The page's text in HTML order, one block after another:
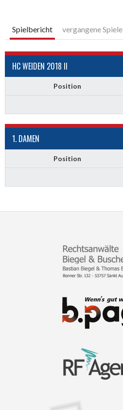
Spielbericht vergangene Spiele
HC WEIDEN 2018 II
Position
1. DAMEN
Position